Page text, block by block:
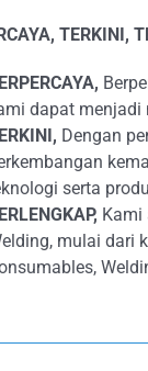
TERKINI,
dapat menjadi
Dengan
serta
Kami
mulai dari